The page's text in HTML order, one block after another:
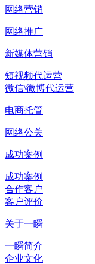
网络营销
网络推广
新媒体营销
短视频代运营
微信\微博代运营
电商托管
网络公关
成功案例
成功案例
合作客户
客户评价
关于一瞬
一瞬简介
企业文化